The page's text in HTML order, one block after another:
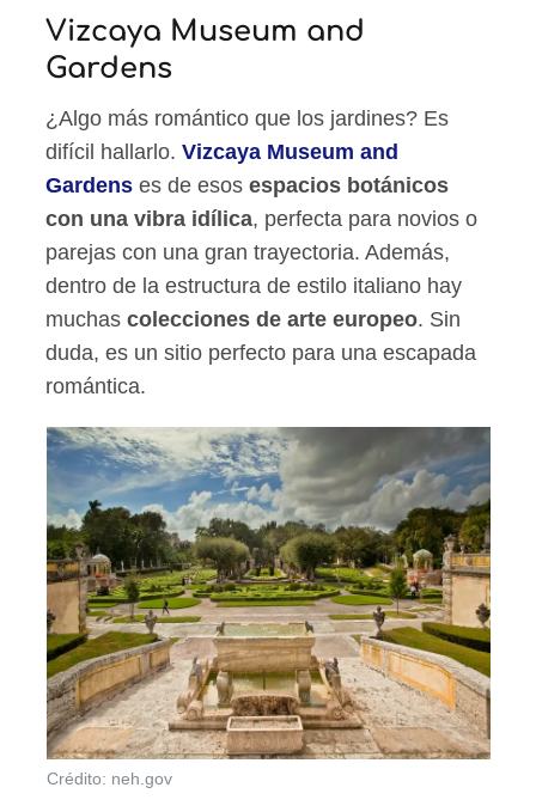
Vizcaya Museum and
Gardens
¿Algo más romántico que los jardines? Es
difícil hallarlo.Vizcaya Museum and
Gardens es de esosespacios botánicos
con una vibra idílica, perfecta para novios o
parejas con una gran trayectoria. Además,
dentro de la estructura de estilo italiano hay
muchascolecciones de arte europeo. Sin
duda, es un sitio perfecto para una escapada
romántica.
Crédito: neh.gov